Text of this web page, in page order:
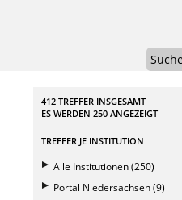
412 TREFFER INSGESAMT
ES WERDEN 250 ANGEZEIGT
TREFFER JE INSTITUTION
Alle Institutionen (250)
Portal Niedersachsen (9)